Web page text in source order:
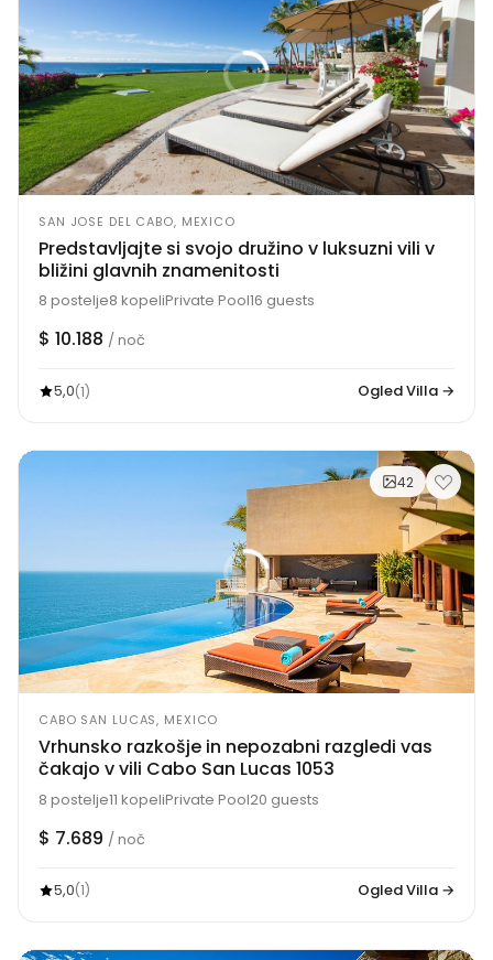
SAN JOSE DEL CABO, MEXICO
Predstavljajte si svojo družino v luksuzni vili v
bližini glavnih znamenitosti
8 postelje8 kopeliPrivate Pool16 guests
$ 10.188 / noč
5,0(1) Ogled Villa →
42
CABO SAN LUCAS, MEXICO
Vrhunsko razkošje in nepozabni razgledi vas
čakajo v vili Cabo San Lucas 1053
8 postelje11 kopeliPrivate Pool20 guests
$ 7.689 / noč
5,0(1) Ogled Villa →